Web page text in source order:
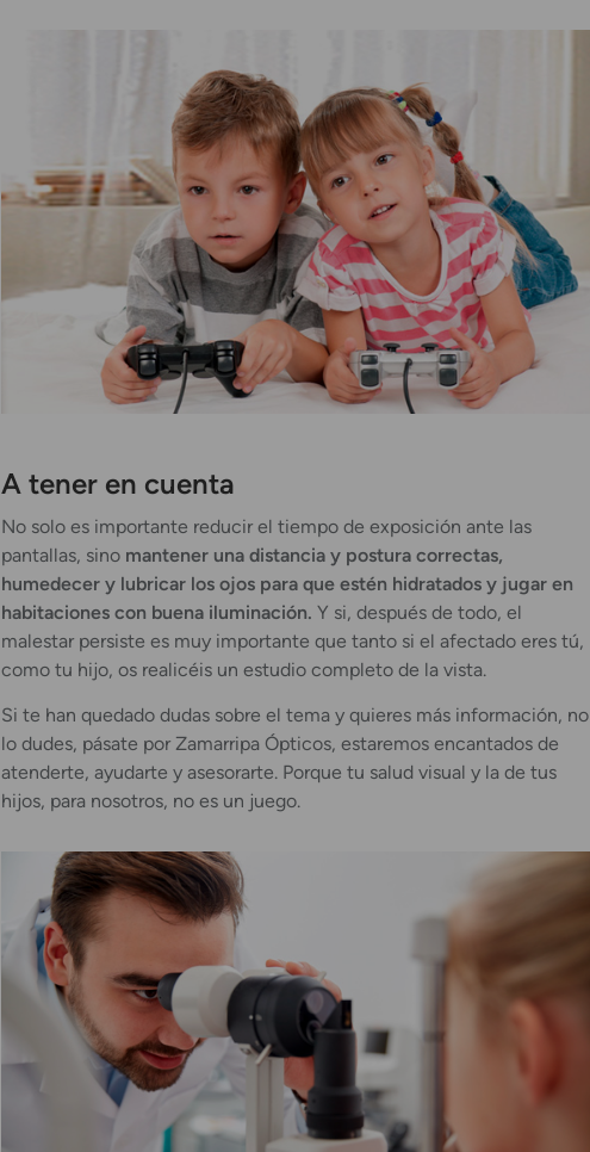
A tener en cuenta
No solo es importante reducir el tiempo de exposición ante las
pantallas, sino mantener una distancia y postura correctas,
humedecer y lubricar los ojos para que estén hidratados y jugar en
habitaciones con buena iluminación. Y si, después de todo, el
malestar persiste es muy importante que tanto si el afectado eres tú,
como tu hijo, os realicéis un estudio completo de la vista.
Si te han quedado dudas sobre el tema y quieres más información, no
lo dudes, pásate por Zamarripa Ópticos, estaremos encantados de
atenderte, ayudarte y asesorarte. Porque tu salud visual y la de tus
hijos, para nosotros, no es un juego.